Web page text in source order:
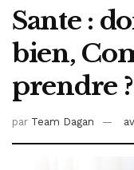
Sante :
bien,
prendre ?
par Team Dagan